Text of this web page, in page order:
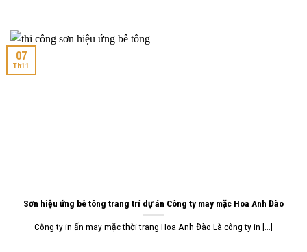
Sơn hiệu ứng bê tông trang trí dự án Công ty may mặc Hoa Anh Đào
Công ty in ấn may mặc thời trang Hoa Anh Đào Là công ty in [...]
07
Th11